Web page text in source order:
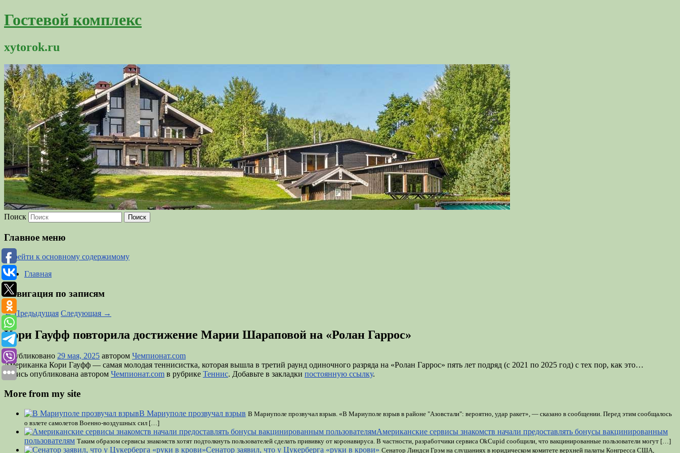
Гостевой комплекс
xytorok.ru
Поиск
Главное меню
Перейти к основному содержимому
Главная
Навигация по записям
←Предыдущая Следующая →
Кори Гауфф повторила достижение Марии Шараповой на «Ролан Гаррос»
Опубликовано 29 мая, 2025 автором Чемпионат.com
Американка Кори Гауфф — самая молодая теннисистка, которая вышла в третий раунд одиночного разряда на «Ролан Гаррос» пять лет подряд (с 2021 по 2025 год) с тех пор, как это…
Запись опубликована автором Чемпионат.com в рубрике Теннис. Добавьте в закладки постоянную ссылку.
More from my site
В Мариуполе прозвучал взрыв В Мариуполе прозвучал взрыв. «В Мариуполе взрыв в районе "Азовстали": вероятно, удар ракет», — сказано в сообщении. Перед этим сообщалось
о взлете самолетов Военно-воздушных сил […]
Американские сервисы знакомств начали предоставлять бонусы вакцинированным
пользователям Таким образом сервисы знакомств хотят подтолкнуть пользователей сделать прививку от коронавируса. В частности, разработчики сервиса OkCupid сообщили, что вакцинированные пользователи могут […]
Сенатор заявил, что у Цукерберга «руки в крови» Сенатор Линдси Грэм на слушаниях в юридическом комитете верхней палаты Конгресса США,